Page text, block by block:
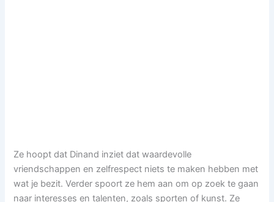
Ze hoopt dat Dinand inziet dat waardevolle
vriendschappen en zelfrespect niets te maken hebben met
wat je bezit. Verder spoort ze hem aan om op zoek te gaan
naar interesses en talenten, zoals sporten of kunst. Ze